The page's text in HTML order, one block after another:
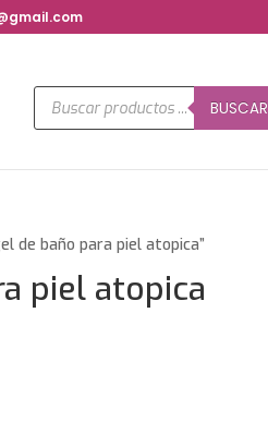
Búsqueda
de
productos
BUSCAR
de baño para piel atopica”
piel atopica